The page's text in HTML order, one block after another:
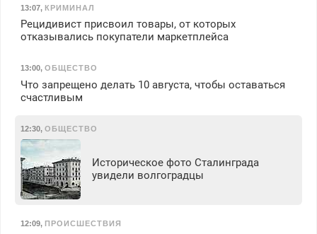
13:07, КРИМИНАЛ
Рецидивист присвоил товары, от которых
отказывались покупатели маркетплейса
13:00, ОБЩЕСТВО
Что запрещено делать 10 августа, чтобы оставаться
счастливым
12:30, ОБЩЕСТВО
Историческое фото Сталинграда
увидели волгоградцы
12:09, ПРОИСШЕСТВИЯ